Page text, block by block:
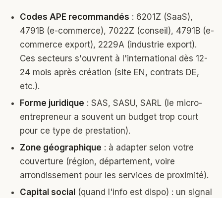
Codes APE recommandés : 6201Z (SaaS),
4791B (e-commerce), 7022Z (conseil), 4791B (e-
commerce export), 2229A (industrie export).
Ces secteurs s'ouvrent à l'international dès 12-
24 mois après création (site EN, contrats DE,
etc.).
Forme juridique : SAS, SASU, SARL (le micro-
entrepreneur a souvent un budget trop court
pour ce type de prestation).
Zone géographique : à adapter selon votre
couverture (région, département, voire
arrondissement pour les services de proximité).
Capital social (quand l'info est dispo) : un signal